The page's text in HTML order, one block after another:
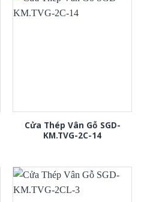
Cửa Thép Vân Gỗ SGD-
KM.TVG-2C-14